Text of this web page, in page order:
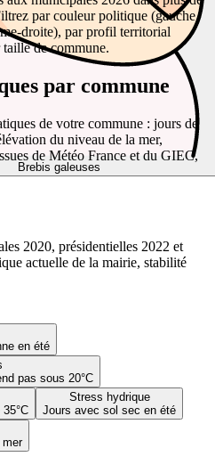
Brebis galeuses
en été
pas sous 20°C
Stress hydrique
Jours avec sol sec en été
mer
par couleur politique (gauche,
droite), par profil territorial
de commune.
par commune
de votre commune : jours de
du niveau de la mer,
de Météo France et du GIEC,
2020, présidentielles 2022 et
actuelle de la mairie, stabilité